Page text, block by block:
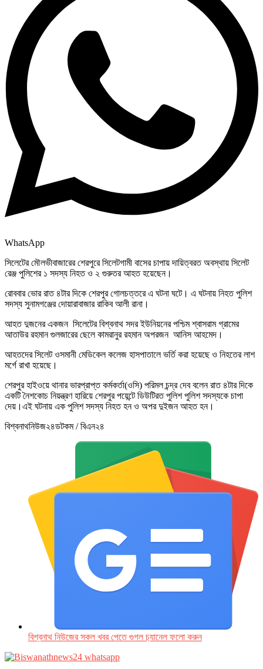
WhatsApp
সিলেটের মৌলভীবাজারের শেরপুরে সিলেটগামী বাসের চাপায় দায়িত্বরত অবস্থায় সিলেট
রেঞ্জ পুলিশের ১ সদস্য নিহত ও ২ গুরুতর আহত হয়েছেন।
রোববার ভোর রাত ৪টার দিকে শেরপুর গোলচত্তরে এ ঘটনা ঘটে। এ ঘটনায় নিহত পুলিশ
সদস্য সুনামগঞ্জের দোয়ারাবাজার রাকিব আলী রানা।
আহত দুজনের একজন সিলেটের বিশ্বনাথ সদর ইউনিয়নের পশ্চিম শ্বাসরাম গ্রামের
আতাউর রহমান গুলজারের ছেলে কামরানুর রহমান অপরজন আনিস আহমেদ।
আহতদের সিলেট ওসমানী মেডিকেল কলেজ হাসপাতালে ভর্তি করা হয়েছে ও নিহতের লাশ
মর্গে রাখা হয়েছে।
শেরপুর হাইওয়ে থানার ভারপ্রাপ্ত কর্মকর্তা(ওসি) পরিমল চন্দ্র দেব বলেন রাত ৪টার দিকে
একটি নৈশকোচ নিয়ন্ত্রণ হারিয়ে শেরপুর পয়েন্টে ডিউটিরত পুলিশ পুলিশ সদস্যকে চাপা
দেয়।এই ঘটনায় এক পুলিশ সদস্য নিহত হন ও অপর দুইজন আহত হন।
বিশ্বনাথনিউজ২৪ডটকম / বিএন২৪
বিশ্বনাথ নিউজের সকল খবর পেতে গুগল চ‌্যানেল ফলো করুন